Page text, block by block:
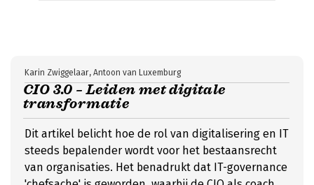
CIO 3.0 – Leiden met digitale
transformatie
Karin Zwiggelaar, Antoon van Luxemburg
Dit artikel belicht hoe de rol van digitalisering en IT
steeds bepalender wordt voor het bestaansrecht
van organisaties. Het benadrukt dat IT-governance